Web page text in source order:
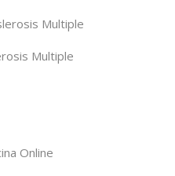
Multiple
Multiple
Online